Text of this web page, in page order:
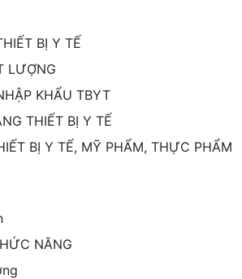
BỊ Y TẾ
LƯỢNG
KHẨU TBYT
THIẾT BỊ Y TẾ
BỊ Y TẾ, MỸ PHẨM, THỰC PHẨM
NĂNG